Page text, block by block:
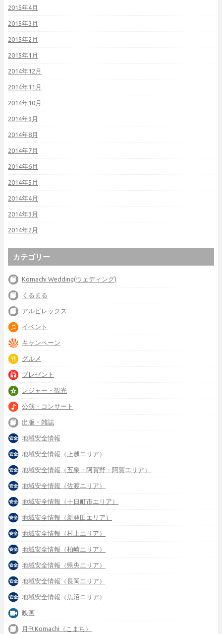
2015年4月
2015年3月
2015年2月
2015年1月
2014年12月
2014年11月
2014年10月
2014年9月
2014年8月
2014年7月
2014年6月
2014年5月
2014年4月
2014年3月
2014年2月
カテゴリー
Komachi Wedding(ウェディング)
くるまる
アルビレックス
イベント
キャンペーン
グルメ
プレゼント
レジャー・観光
公演・コンサート
出版・雑誌
地域安全情報
地域安全情報（上越エリア）
地域安全情報（五泉・阿賀野・阿賀エリア）
地域安全情報（佐渡エリア）
地域安全情報（十日町市エリア）
地域安全情報（新発田エリア）
地域安全情報（村上エリア）
地域安全情報（柏崎エリア）
地域安全情報（県央エリア）
地域安全情報（長岡エリア）
地域安全情報（魚沼エリア）
映画
月刊Komachi（こまち）